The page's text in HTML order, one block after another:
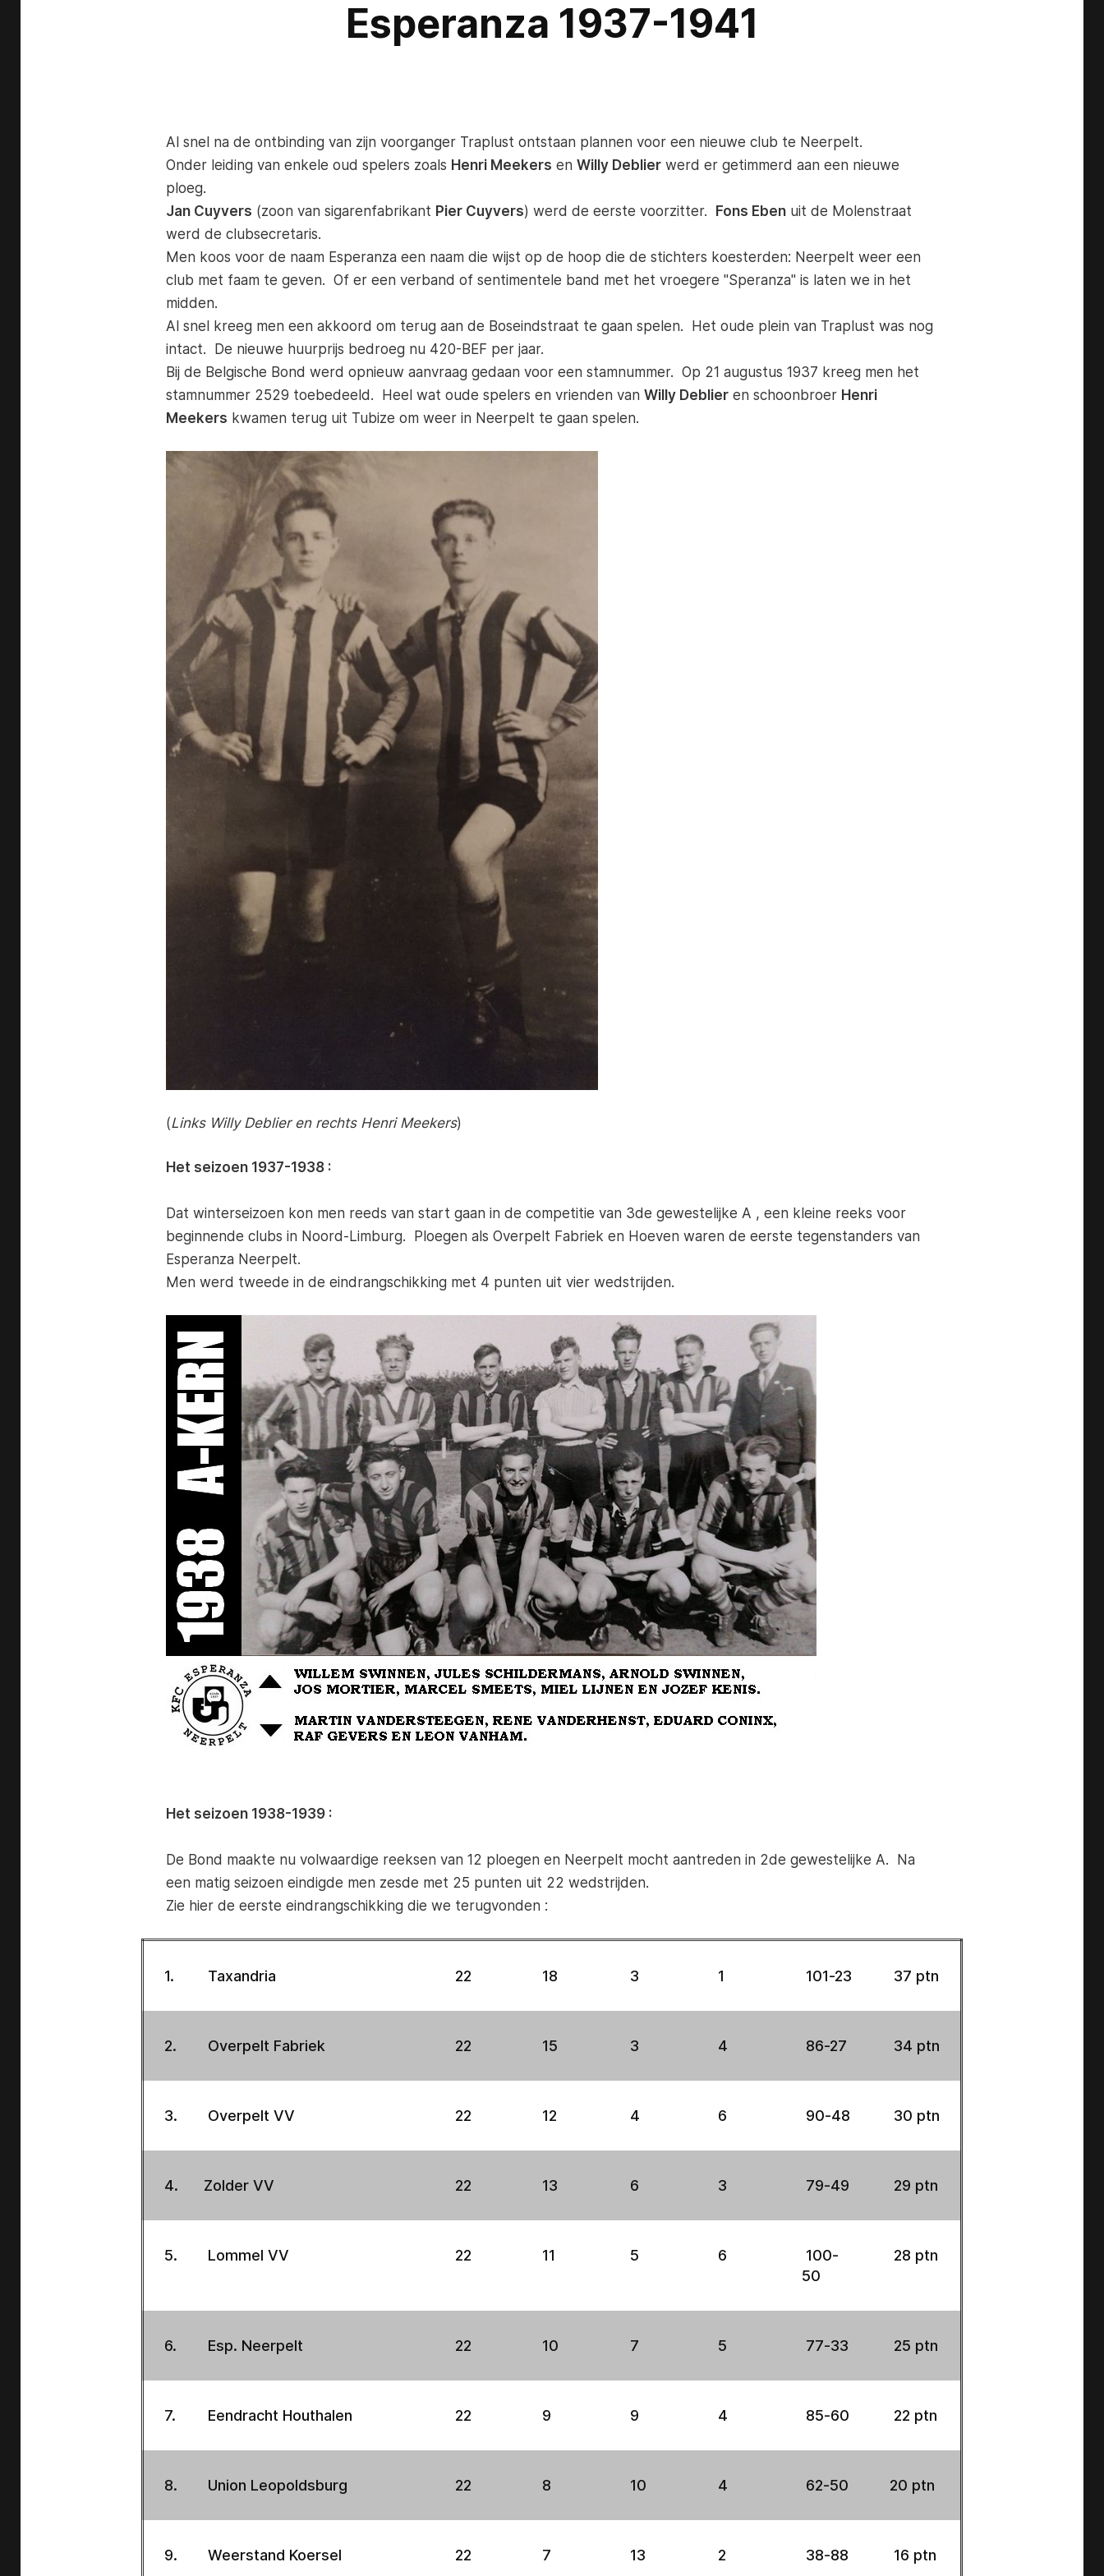
Esperanza 1937-1941
Al snel na de ontbinding van zijn voorganger Traplust ontstaan plannen voor een nieuwe club te Neerpelt.
Onder leiding van enkele oud spelers zoals Henri Meekers en Willy Deblier werd er getimmerd aan een nieuwe
ploeg.
Jan Cuyvers (zoon van sigarenfabrikant Pier Cuyvers) werd de eerste voorzitter. Fons Eben uit de Molenstraat
werd de clubsecretaris.
Men koos voor de naam Esperanza een naam die wijst op de hoop die de stichters koesterden: Neerpelt weer een
club met faam te geven. Of er een verband of sentimentele band met het vroegere "Speranza" is laten we in het
midden.
Al snel kreeg men een akkoord om terug aan de Boseindstraat te gaan spelen. Het oude plein van Traplust was nog
intact. De nieuwe huurprijs bedroeg nu 420-BEF per jaar.
Bij de Belgische Bond werd opnieuw aanvraag gedaan voor een stamnummer. Op 21 augustus 1937 kreeg men het
stamnummer 2529 toebedeeld. Heel wat oude spelers en vrienden van Willy Deblier en schoonbroer Henri
Meekers kwamen terug uit Tubize om weer in Neerpelt te gaan spelen.
(Links Willy Deblier en rechts Henri Meekers)
Het seizoen 1937-1938 :
Dat winterseizoen kon men reeds van start gaan in de competitie van 3de gewestelijke A , een kleine reeks voor
beginnende clubs in Noord-Limburg. Ploegen als Overpelt Fabriek en Hoeven waren de eerste tegenstanders van
Esperanza Neerpelt.
Men werd tweede in de eindrangschikking met 4 punten uit vier wedstrijden.
Het seizoen 1938-1939 :
De Bond maakte nu volwaardige reeksen van 12 ploegen en Neerpelt mocht aantreden in 2de gewestelijke A. Na
een matig seizoen eindigde men zesde met 25 punten uit 22 wedstrijden.
Zie hier de eerste eindrangschikking die we terugvonden :
1. Taxandria 22 18 3 1 101-23 37 ptn
2. Overpelt Fabriek 22 15 3 4 86-27 34 ptn
3. Overpelt VV 22 12 4 6 90-48 30 ptn
4. Zolder VV 22 13 6 3 79-49 29 ptn
5. Lommel VV 22 11 5 6
100-
50
28 ptn
6. Esp. Neerpelt 22 10 7 5 77-33 25 ptn
7. Eendracht Houthalen 22 9 9 4 85-60 22 ptn
8. Union Leopoldsburg 22 8 10 4 62-50 20 ptn
9. Weerstand Koersel 22 7 13 2 38-88 16 ptn